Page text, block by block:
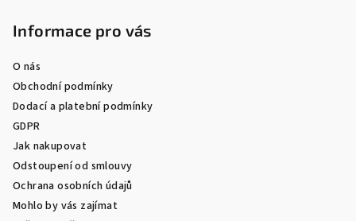
Informace pro vás
O nás
Obchodní podmínky
Dodací a platební podmínky
GDPR
Jak nakupovat
Odstoupení od smlouvy
Ochrana osobních údajů
Mohlo by vás zajímat